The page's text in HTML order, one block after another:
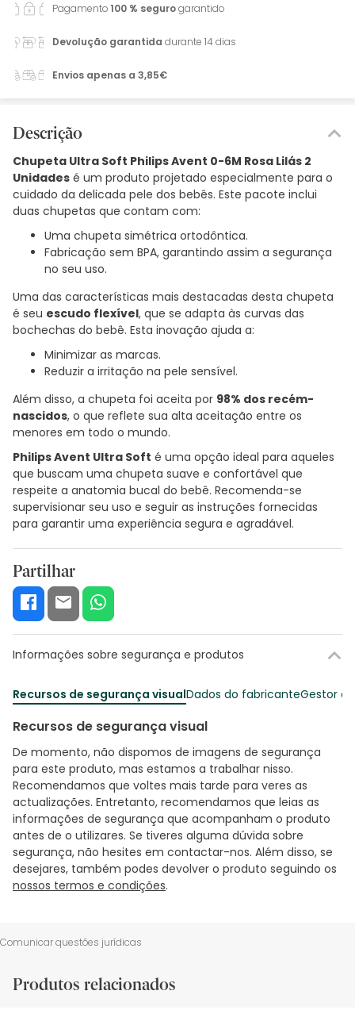
Pagamento100 % segurogarantido
Devolução garantida durante 14 dias
Envios apenas a 3,85€
Descrição
Chupeta Ultra Soft Philips Avent 0-6M Rosa Lilás 2
Unidades é um produto projetado especialmente para o
cuidado da delicada pele dos bebês. Este pacote inclui
duas chupetas que contam com:
Uma chupeta simétrica ortodôntica.
Fabricação sem BPA, garantindo assim a segurança
no seu uso.
Uma das características mais destacadas desta chupeta
é seu escudo flexível, que se adapta às curvas das
bochechas do bebê. Esta inovação ajuda a:
Minimizar as marcas.
Reduzir a irritação na pele sensível.
Além disso, a chupeta foi aceita por 98% dos recém-
nascidos, o que reflete sua alta aceitação entre os
menores em todo o mundo.
Philips Avent Ultra Soft é uma opção ideal para aqueles
que buscam uma chupeta suave e confortável que
respeite a anatomia bucal do bebê. Recomenda-se
supervisionar seu uso e seguir as instruções fornecidas
para garantir uma experiência segura e agradável.
Partilhar
Informações sobre segurança e produtos
Recursos de segurança visualDados do fabricanteGestor
Recursos de segurança visual
De momento, não dispomos de imagens de segurança
para este produto, mas estamos a trabalhar nisso.
Recomendamos que voltes mais tarde para veres as
actualizações. Entretanto, recomendamos que leias as
informações de segurança que acompanham o produto
antes de o utilizares. Se tiveres alguma dúvida sobre
segurança, não hesites em contactar-nos. Além disso, se
desejares, também podes devolver o produto seguindo os
nossos termos e condições.
Comunicar questões jurídicas
Produtos relacionados